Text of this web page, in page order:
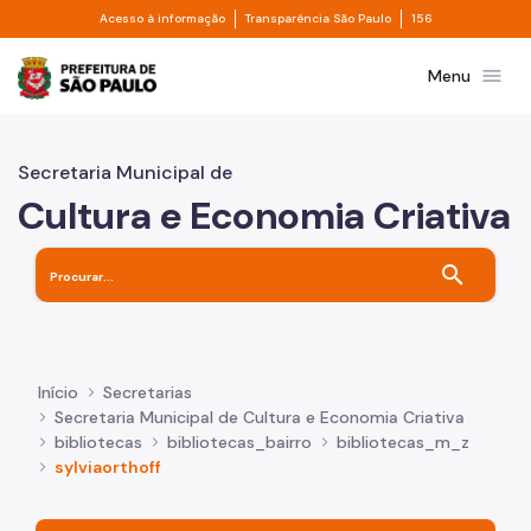
Pular para o Conteúdo principal
Acesso à informação Divisor de acesso à informação
Transparência São Paulo Divisor de
156
Prefeitura de São PauloMenu menu
Secretaria Municipal de
Cultura e Economia Criativa
search
Início
Secretarias
Secretaria Municipal de Cultura e Economia Criativa
bibliotecas
bibliotecas_bairro
bibliotecas_m_z
sylviaorthoff